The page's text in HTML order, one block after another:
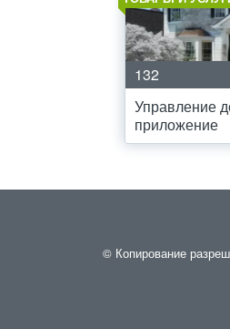
132
Управление
приложение
© Копирование